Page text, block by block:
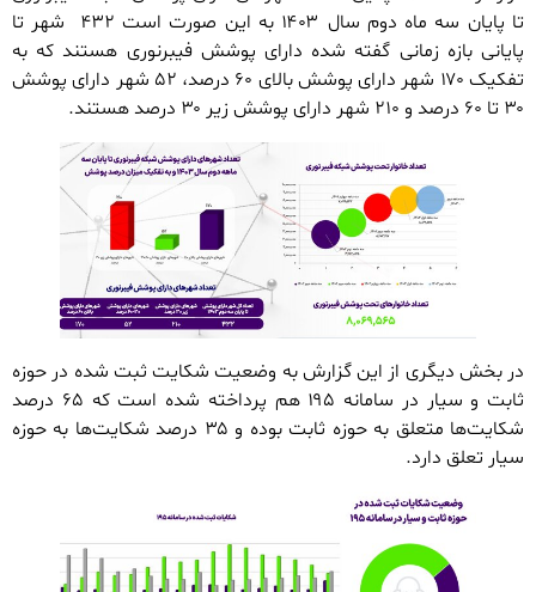
تا پایان سه ماه دوم سال ۱۴۰۳ به این صورت است ۴۳۲ شهر تا
پایانی بازه زمانی گفته شده دارای پوشش فیبرنوری هستند که به
تفکیک ۱۷۰ شهر دارای پوشش بالای ۶۰ درصد، ۵۲ شهر دارای پوشش
۳۰ تا ۶۰ درصد و ۲۱۰ شهر دارای پوشش زیر ۳۰ درصد هستند.
در بخش دیگری از این گزارش به وضعیت شکایت ثبت شده در حوزه
ثابت و سیار در سامانه ۱۹۵ هم پرداخته شده است که ۶۵ درصد
شکایت‌ها متعلق به حوزه ثابت بوده و ۳۵ درصد شکایت‌ها به حوزه
سیار تعلق دارد.